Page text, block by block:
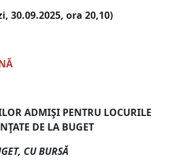
30.09.2025, ora 20,10)
ADMIŞI PENTRU LOCURILE
DE LA BUGET
CU BURSĂ